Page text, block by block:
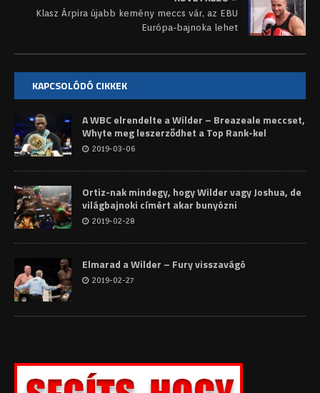
Klasz Árpira újabb kemény meccs vár, az EBU
Európa-bajnoka lehet
KAPCSOLÓDÓ CIKKEK
A WBC elrendelte a Wilder – Breazeale meccset,
Whyte meg leszerződhet a Top Rank-kel
2019-03-06
Ortiz-nak mindegy, hogy Wilder vagy Joshua, de
világbajnoki címért akar bunyózni
2019-02-28
Elmarad a Wilder – Fury visszavágó
2019-02-27